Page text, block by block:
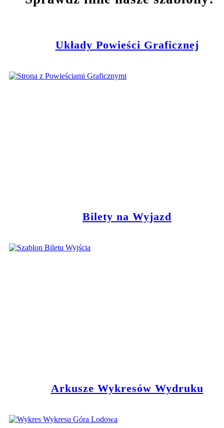
Układy Powieści Graficznej
Bilety na Wyjazd
Arkusze Wykresów Wydruku